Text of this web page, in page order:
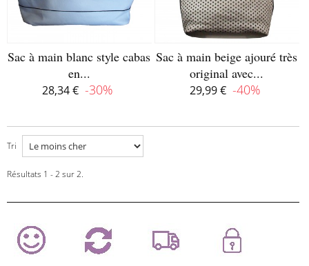
Sac à main blanc style cabas
en...
28,34 € -30%
Sac à main beige ajouré très
original avec...
29,99 € -40%
Tri
Résultats 1 - 2 sur 2.